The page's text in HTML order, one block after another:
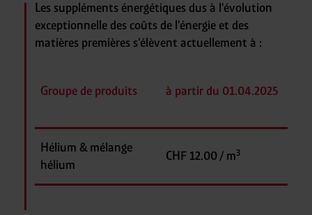
Les suppléments énergétiques dus à l'évolution
exceptionnelle des coûts de l'énergie et des
matières premières s'élèvent actuellement à :
Groupe de produits à partir du 01.04.2025
Hélium & mélange
hélium
CHF 12.00 / m3